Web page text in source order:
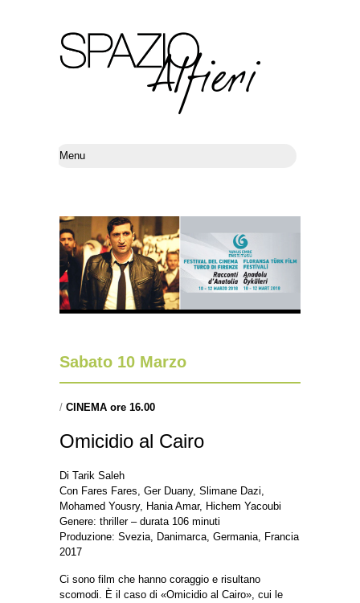
Sabato 10 Marzo
/ CINEMA ore 16.00
Omicidio al Cairo
Di Tarik Saleh
Con Fares Fares, Ger Duany, Slimane Dazi,
Mohamed Yousry, Hania Amar, Hichem Yacoubi
Genere: thriller – durata 106 minuti
Produzione: Svezia, Danimarca, Germania, Francia
2017
Ci sono film che hanno coraggio e risultano
scomodi. È il caso di «Omicidio al Cairo», cui le